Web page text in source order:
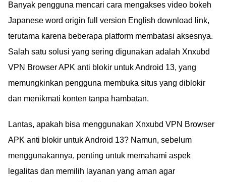
Banyak pengguna mencari cara mengakses video bokeh
Japanese word origin full version English download link,
terutama karena beberapa platform membatasi aksesnya.
Salah satu solusi yang sering digunakan adalah Xnxubd
VPN Browser APK anti blokir untuk Android 13, yang
memungkinkan pengguna membuka situs yang diblokir
dan menikmati konten tanpa hambatan.
Lantas, apakah bisa menggunakan Xnxubd VPN Browser
APK anti blokir untuk Android 13? Namun, sebelum
menggunakannya, penting untuk memahami aspek
legalitas dan memilih layanan yang aman agar